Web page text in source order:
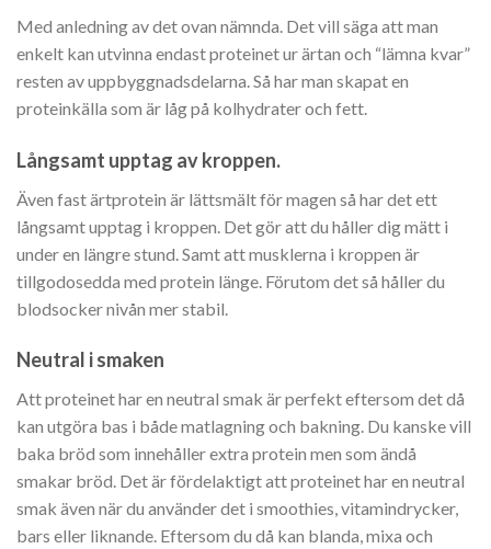
Med anledning av det ovan nämnda. Det vill säga att man
enkelt kan utvinna endast proteinet ur ärtan och “lämna kvar”
resten av uppbyggnadsdelarna. Så har man skapat en
proteinkälla som är låg på kolhydrater och fett.
Långsamt upptag av kroppen.
Även fast ärtprotein är lättsmält för magen så har det ett
långsamt upptag i kroppen. Det gör att du håller dig mätt i
under en längre stund. Samt att musklerna i kroppen är
tillgodosedda med protein länge. Förutom det så håller du
blodsocker nivån mer stabil.
Neutral i smaken
Att proteinet har en neutral smak är perfekt eftersom det då
kan utgöra bas i både matlagning och bakning. Du kanske vill
baka bröd som innehåller extra protein men som ändå
smakar bröd. Det är fördelaktigt att proteinet har en neutral
smak även när du använder det i smoothies, vitamindrycker,
bars eller liknande. Eftersom du då kan blanda, mixa och